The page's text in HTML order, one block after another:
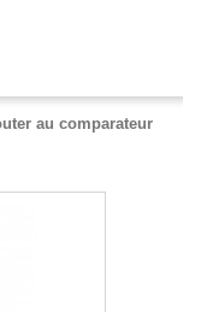
au comparateur